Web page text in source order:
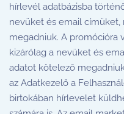
hírlevél adatbázisba
nevüket és email
megadniuk. A promócióra
kizárólag a nevüket és
adatot kötelező
az Adatkezelő a
birtokában hírlevelet